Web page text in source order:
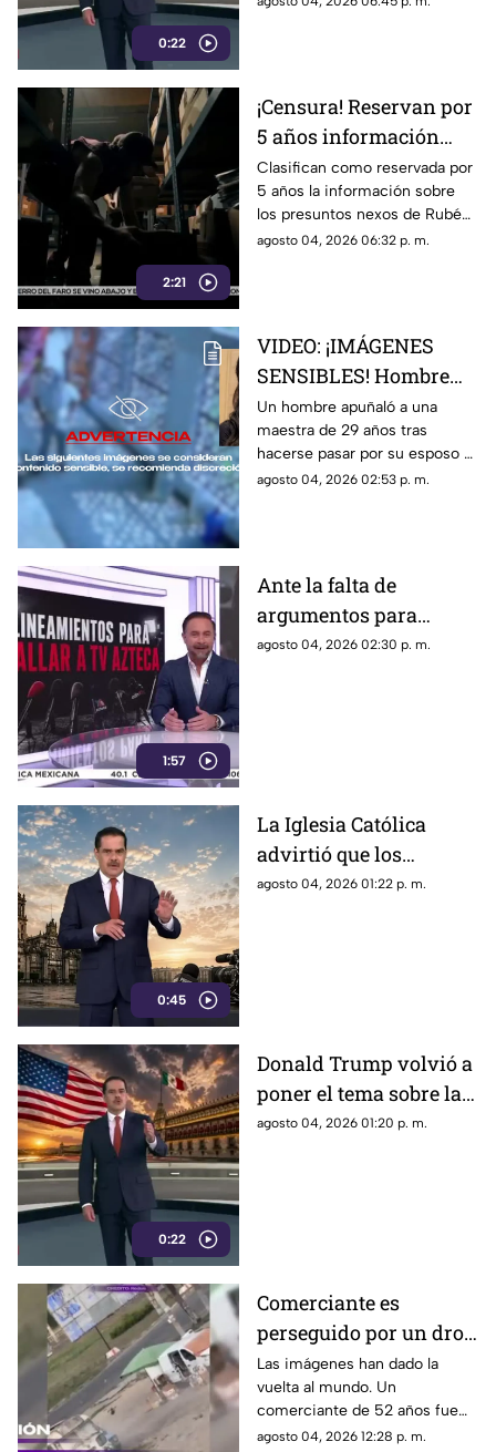
0:22
2:21
¡Censura! Reservan por
5 años información
sobre presuntos nexos
de Rocha Moya e
Inzunza con el crimen
Clasifican como reservada por
5 años la información sobre
los presuntos nexos de Rubén
Rocha Moya y Enrique Inzunza
agosto 04, 2026 06:32 p. m.
VIDEO: ¡IMÁGENES
SENSIBLES! Hombre
apuñala más de 30
veces a maestra de 29
años en una escuela
Un hombre apuñaló a una
maestra de 29 años tras
hacerse pasar por su esposo e
ingresar a la escuela; te
agosto 04, 2026 02:53 p. m.
1:57
Ante la falta de
argumentos para
justificar lineamientos
agosto 04, 2026 02:30 p. m.
0:45
La Iglesia Católica
advirtió que los
lineamientos para la
agosto 04, 2026 01:22 p. m.
0:22
Donald Trump volvió a
poner el tema sobre la
mesa sobre la
agosto 04, 2026 01:20 p. m.
Comerciante es
perseguido por un dron
en Jersón
Las imágenes han dado la
vuelta al mundo. Un
comerciante de 52 años fue
perseguido por un dron FPV
agosto 04, 2026 12:28 p. m.